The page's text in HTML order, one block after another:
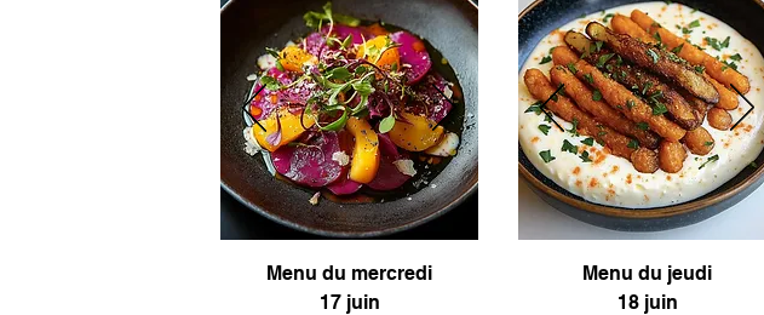
Menu du mercredi
17 juin
Menu du jeudi
18 juin